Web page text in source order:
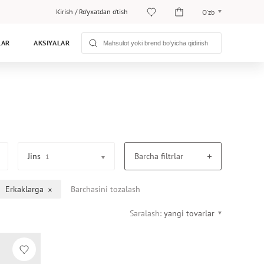
Kirish / Ro‘yxatdan o‘tish O‘zb
Рус
AKSIYALAR
Jins 1 Barcha filtrlar
Erkaklarga Barchasini tozalash
Saralash: yangi tovarlar